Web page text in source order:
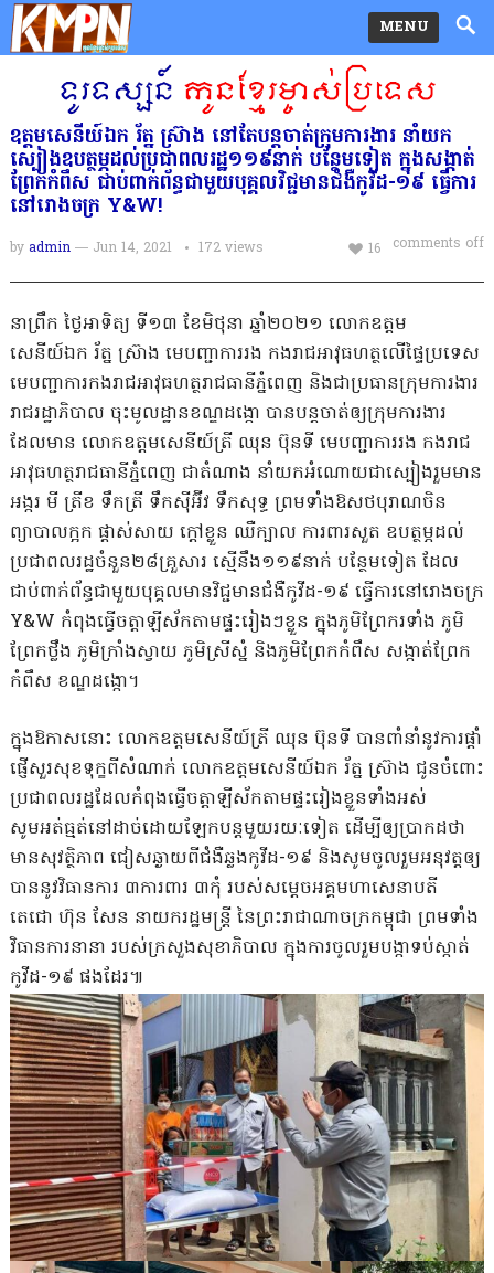
MENU
ឧត្តមសេនីយ៍ឯក រ័ត្ន ស៊្រាង នៅតែបន្តចាត់ក្រុមការងារ នាំយក
ស្បៀងឧបត្ថម្ភដល់ប្រជាពលរដ្ឋ១១៩នាក់ បន្ថែមទៀត ក្នុងសង្កាត់
ព្រែកកំពឹស ជាប់ពាក់ព័ន្ធជាមួយបុគ្គលវិជ្ជមានជំងឺកូវីដ-១៩ ធ្វើការ
នៅរោងចក្រ Y&W!
by admin — Jun 14, 2021 172views comments off
16
នាព្រឹក ថ្ងៃអាទិត្យ ទី១៣ ខែមិថុនា ឆ្នាំ២០២១ លោកឧត្តម
សេនីយ៍ឯក រ័ត្ន ស៊្រាង មេបញ្ជាការរង កងរាជអាវុធហត្ថលើផ្ទៃប្រទេស
មេបញ្ជាការកងរាជអាវុធហត្ថរាជធានីភ្នំពេញ និងជាប្រធានក្រុមការងារ
រាជរដ្ឋាភិបាល ចុះមូលដ្ឋានខណ្ឌដង្កោ បានបន្តចាត់ឲ្យក្រុមការងារ
ដែលមាន លោកឧត្ដមសេនីយ៍ត្រី ឈុន ប៊ុនទី មេបញ្ជាការរង កងរាជ
អាវុធហត្ថរាជធានីភ្នំពេញ ជាតំណាង នាំយកអំណោយជាស្បៀងរួមមាន
អង្ករ មី ត្រីខ ទឹកត្រី ទឹកស៊ីអ៊ីវ ទឹកសុទ្ធ ព្រមទាំងឱសថបុរាណចិន
ព្យាបាលក្អក ផ្តាស់សាយ ក្តៅខ្លួន ឈឺក្បាល ការពារសួត ឧបត្ថម្ភដល់
ប្រជាពលរដ្ឋចំនួន២៨គ្រួសារ ស្មើនឹង១១៩នាក់ បន្ថែមទៀត ដែល
ជាប់ពាក់ព័ន្ធជាមួយបុគ្គលមានវិជ្ជមានជំងឺកូវីដ-១៩ ធ្វើការនៅរោងចក្រ
Y&W កំពុងធ្វើចត្តាឡីស័កតាមផ្ទះរៀងៗខ្លួន ក្នុងភូមិព្រែករទាំង ភូមិ
ព្រែកថ្លឹង ភូមិក្រាំងស្វាយ ភូមិស្រីស្នំ និងភូមិព្រែកកំពឹស សង្កាត់ព្រែក
កំពឹស ខណ្ឌដង្កោ។
ក្នុងឱកាសនោះ លោកឧត្ដមសេនីយ៍ត្រី ឈុន ប៊ុនទី បានពាំនាំនូវការផ្តាំ
ផ្ញើសួរសុខទុក្ខពីសំណាក់ លោកឧត្តមសេនីយ៍ឯក រ័ត្ន ស្រ៊ាង ជូនចំពោះ
ប្រជាពលរដ្ឋដែលកំពុងធ្វើចត្តាឡីស័កតាមផ្ទះរៀងខ្លួនទាំងអស់
សូមអត់ធ្មត់នៅដាច់ដោយឡែកបន្តមួយរយៈទៀត ដើម្បីឲ្យប្រាកដថា
មានសុវត្ថិភាព ជៀសឆ្ងាយពីជំងឺឆ្លងកូវីដ-១៩ និងសូមចូលរួមអនុវត្តឲ្យ
បាននូវវិធានការ ៣ការពារ ៣កុំ របស់សម្តេចអគ្គមហាសេនាបតី
តេជោ ហ៊ុន សែន នាយករដ្ឋមន្ត្រី នៃព្រះរាជាណាចក្រកម្ពុជា ព្រមទាំង
វិធានការនានា របស់ក្រសួងសុខាភិបាល ក្នុងការចូលរួមបង្កាទប់ស្កាត់
កូវីដ-១៩ ផងដែរ៕